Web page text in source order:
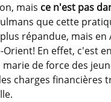
mais ce n'est pas
que cette
répandue, mais en
Orient! En effet, c'est en
de force des
charges financières